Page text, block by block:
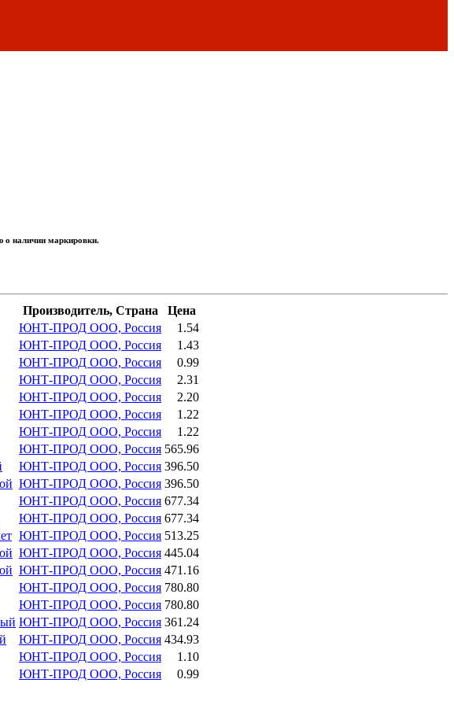
о наличии маркировки.
Производитель, Страна
Цена
ЮНТ-ПРОД ООО, Россия
1.54
ЮНТ-ПРОД ООО, Россия
1.43
ЮНТ-ПРОД ООО, Россия
0.99
ЮНТ-ПРОД ООО, Россия
2.31
ЮНТ-ПРОД ООО, Россия
2.20
ЮНТ-ПРОД ООО, Россия
1.22
ЮНТ-ПРОД ООО, Россия
1.22
ЮНТ-ПРОД ООО, Россия 565.96
ЮНТ-ПРОД ООО, Россия 396.50
ЮНТ-ПРОД ООО, Россия 396.50
ЮНТ-ПРОД ООО, Россия 677.34
ЮНТ-ПРОД ООО, Россия 677.34
ЮНТ-ПРОД ООО, Россия 513.25
ЮНТ-ПРОД ООО, Россия 445.04
ЮНТ-ПРОД ООО, Россия 471.16
ЮНТ-ПРОД ООО, Россия 780.80
ЮНТ-ПРОД ООО, Россия 780.80
ЮНТ-ПРОД ООО, Россия 361.24
ЮНТ-ПРОД ООО, Россия 434.93
ЮНТ-ПРОД ООО, Россия
1.10
ЮНТ-ПРОД ООО, Россия 0.99